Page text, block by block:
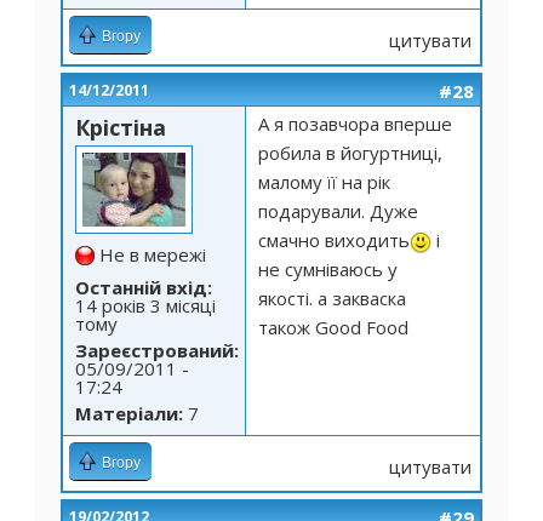
Вгору цитувати
14/12/2011 #28
Крістіна
Не в мережі
Останній вхід:
14 років 3 місяці
тому
Зареєстрований:
05/09/2011 -
17:24
Матеріали: 7
А я позавчора вперше
робила в йогуртниці,
малому її на рік
подарували. Дуже
смачно виходить
і
не сумніваюсь у
якості. а закваска
також Good Food
Вгору цитувати
19/02/2012